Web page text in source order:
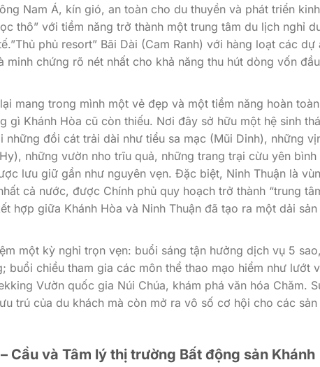
Nam Á, kín gió, an toàn cho du thuyền và phát triển
thô” với tiềm năng trở thành một trung tâm du lịch nghỉ
phủ resort” Bãi Dài (Cam Ranh) với hàng loạt các dự
chứng rõ nét nhất cho khả năng thu hút dòng vốn
mang trong mình một vẻ đẹp và một tiềm năng hoàn toàn
gì Khánh Hòa cũ còn thiếu. Nơi đây sở hữu một hệ sinh
đồi cát trải dài như tiểu sa mạc (Mũi Dinh), những
những vườn nho trĩu quả, những trang trại cừu yên bình
lưu giữ gần như nguyên vẹn. Đặc biệt, Ninh Thuận là
cả nước, được Chính phủ quy hoạch trở thành “trung
hợp giữa Khánh Hòa và Ninh Thuận đã tạo ra một dải sản
một kỳ nghỉ trọn vẹn: buổi sáng tận hưởng dịch vụ 5
buổi chiều tham gia các môn thể thao mạo hiểm như lướt
Vườn quốc gia Núi Chúa, khám phá văn hóa Chăm.
trú của du khách mà còn mở ra vô số cơ hội cho các sản
Cầu và Tâm lý thị trường Bất động sản Khánh